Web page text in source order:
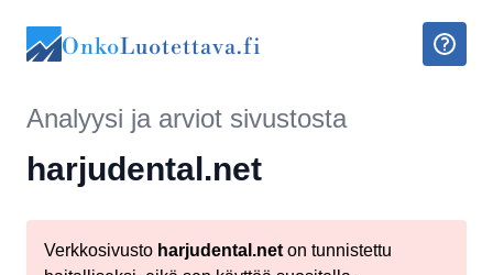
OnkoLuotettava.fi
Analyysi ja arviot sivustosta
harjudental.net
Verkkosivusto harjudental.net on tunnistettu